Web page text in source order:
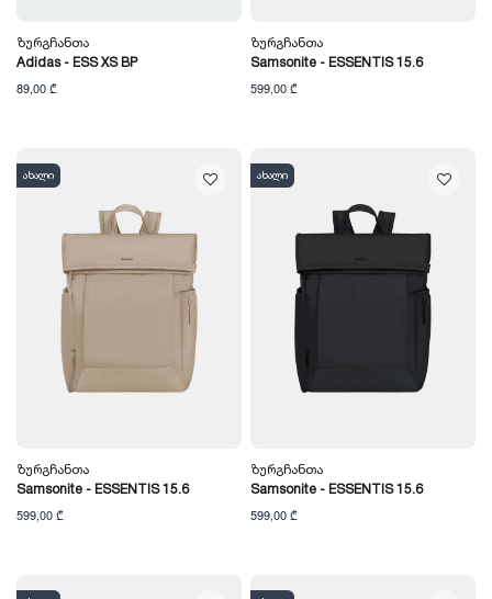
Ზურგჩანთა
Adidas - ESS XS BP
89,00 ₾
Ზურგჩანთა
Samsonite - ESSENTIS 15.6
599,00 ₾
ახალი
Ზურგჩანთა
Samsonite - ESSENTIS 15.6
599,00 ₾
ახალი
Ზურგჩანთა
Samsonite - ESSENTIS 15.6
599,00 ₾